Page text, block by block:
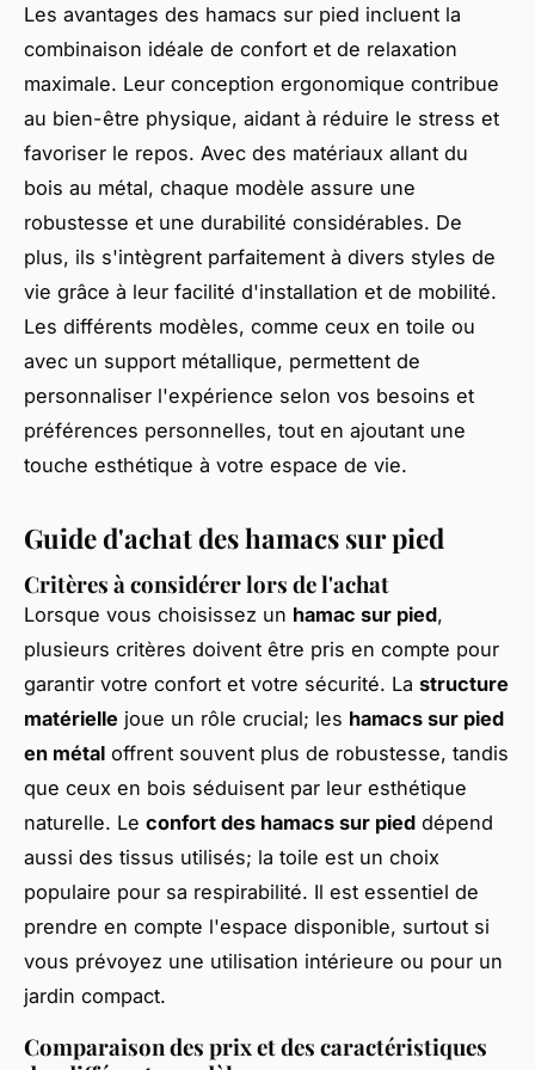
Les avantages des hamacs sur pied incluent la
combinaison idéale de confort et de relaxation
maximale. Leur conception ergonomique contribue
au bien-être physique, aidant à réduire le stress et
favoriser le repos. Avec des matériaux allant du
bois au métal, chaque modèle assure une
robustesse et une durabilité considérables. De
plus, ils s'intègrent parfaitement à divers styles de
vie grâce à leur facilité d'installation et de mobilité.
Les différents modèles, comme ceux en toile ou
avec un support métallique, permettent de
personnaliser l'expérience selon vos besoins et
préférences personnelles, tout en ajoutant une
touche esthétique à votre espace de vie.
Guide d'achat des hamacs sur pied
Critères à considérer lors de l'achat
Lorsque vous choisissez un hamac sur pied,
plusieurs critères doivent être pris en compte pour
garantir votre confort et votre sécurité. La structure
matérielle joue un rôle crucial; les hamacs sur pied
en métal offrent souvent plus de robustesse, tandis
que ceux en bois séduisent par leur esthétique
naturelle. Le confort des hamacs sur pied dépend
aussi des tissus utilisés; la toile est un choix
populaire pour sa respirabilité. Il est essentiel de
prendre en compte l'espace disponible, surtout si
vous prévoyez une utilisation intérieure ou pour un
jardin compact.
Comparaison des prix et des caractéristiques